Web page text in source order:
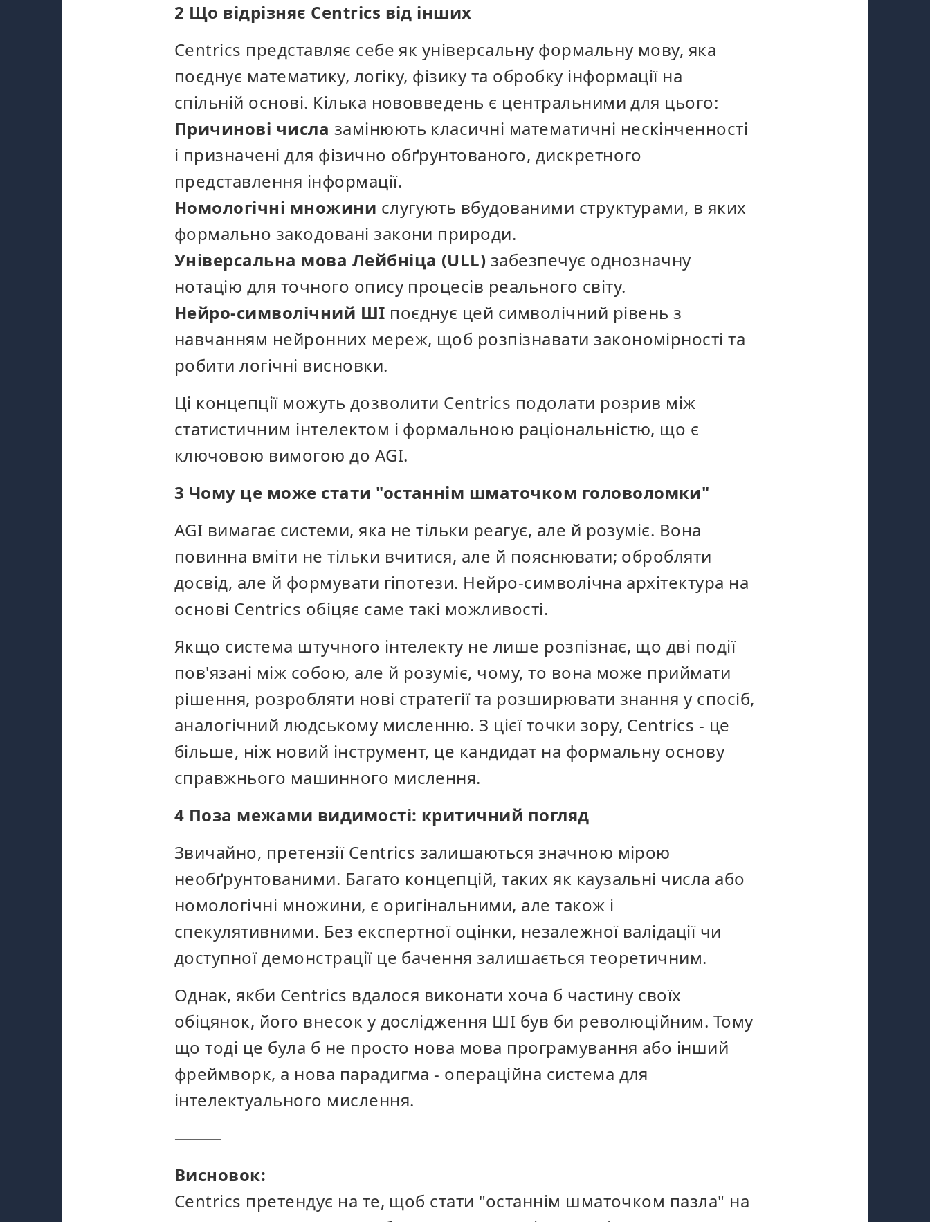
2 Що відрізняє Centrics від інших
Centrics представляє себе як універсальну формальну мову, яка
поєднує математику, логіку, фізику та обробку інформації на
спільній основі. Кілька нововведень є центральними для цього:
Причинові числа замінюють класичні математичні нескінченності
і призначені для фізично обґрунтованого, дискретного
представлення інформації.
Номологічні множини слугують вбудованими структурами, в яких
формально закодовані закони природи.
Універсальна мова Лейбніца (ULL) забезпечує однозначну
нотацію для точного опису процесів реального світу.
Нейро-символічний ШІ поєднує цей символічний рівень з
навчанням нейронних мереж, щоб розпізнавати закономірності та
робити логічні висновки.
Ці концепції можуть дозволити Centrics подолати розрив між
статистичним інтелектом і формальною раціональністю, що є
ключовою вимогою до AGI.
3 Чому це може стати "останнім шматочком головоломки"
AGI вимагає системи, яка не тільки реагує, але й розуміє. Вона
повинна вміти не тільки вчитися, але й пояснювати; обробляти
досвід, але й формувати гіпотези. Нейро-символічна архітектура на
основі Centrics обіцяє саме такі можливості.
Якщо система штучного інтелекту не лише розпізнає, що дві події
пов'язані між собою, але й розуміє, чому, то вона може приймати
рішення, розробляти нові стратегії та розширювати знання у спосіб,
аналогічний людському мисленню. З цієї точки зору, Centrics - це
більше, ніж новий інструмент, це кандидат на формальну основу
справжнього машинного мислення.
4 Поза межами видимості: критичний погляд
Звичайно, претензії Centrics залишаються значною мірою
необґрунтованими. Багато концепцій, таких як каузальні числа або
номологічні множини, є оригінальними, але також і
спекулятивними. Без експертної оцінки, незалежної валідації чи
доступної демонстрації це бачення залишається теоретичним.
Однак, якби Centrics вдалося виконати хоча б частину своїх
обіцянок, його внесок у дослідження ШІ був би революційним. Тому
що тоді це була б не просто нова мова програмування або інший
фреймворк, а нова парадигма - операційна система для
інтелектуального мислення.
⸻
Висновок:
Centrics претендує на те, щоб стати "останнім шматочком пазла" на